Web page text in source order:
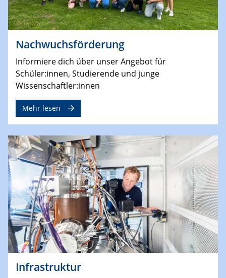
Nachwuchsförderung
Informiere dich über unser Angebot für
Schüler:innen, Studierende und junge
Wissenschaftler:innen
Mehr lesen
Infrastruktur